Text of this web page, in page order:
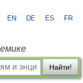
EN DE ES FR
Найти!